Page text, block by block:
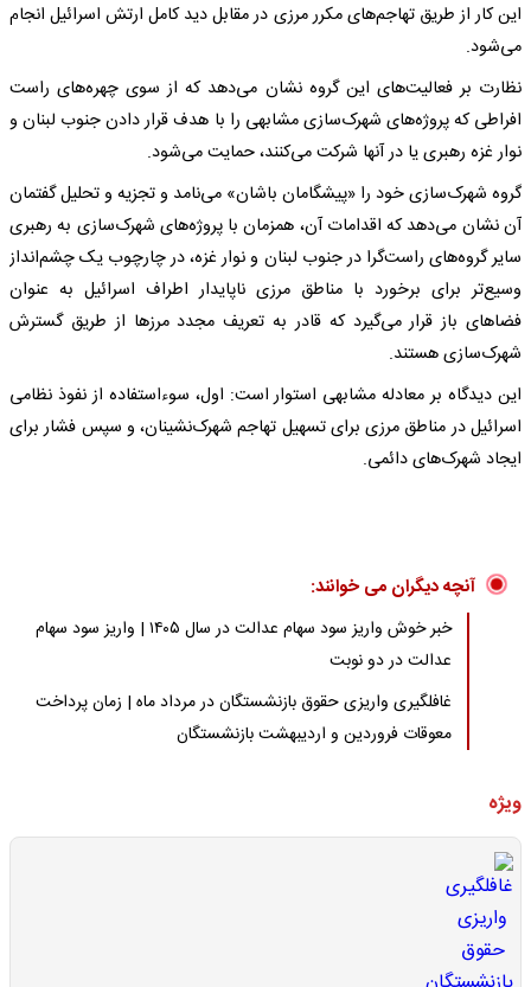
این کار از طریق تهاجم‌های مکرر مرزی در مقابل دید کامل ارتش اسرائیل انجام
می‌شود.
نظارت بر فعالیت‌های این گروه نشان می‌دهد که از سوی چهره‌های راست
افراطی که پروژه‌های شهرک‌سازی مشابهی را با هدف قرار دادن جنوب لبنان و
نوار غزه رهبری یا در آنها شرکت می‌کنند، حمایت می‌شود.
گروه شهرک‌سازی خود را «پیشگامان باشان» می‌نامد و تجزیه و تحلیل گفتمان
آن نشان می‌دهد که اقدامات آن، همزمان با پروژه‌های شهرک‌سازی به رهبری
سایر گروه‌های راست‌گرا در جنوب لبنان و نوار غزه، در چارچوب یک چشم‌انداز
وسیع‌تر برای برخورد با مناطق مرزی ناپایدار اطراف اسرائیل به عنوان
فضاهای باز قرار می‌گیرد که قادر به تعریف مجدد مرزها از طریق گسترش
شهرک‌سازی هستند.
این دیدگاه بر معادله مشابهی استوار است: اول، سوءاستفاده از نفوذ نظامی
اسرائیل در مناطق مرزی برای تسهیل تهاجم شهرک‌نشینان، و سپس فشار برای
ایجاد شهرک‌های دائمی.
آنچه دیگران می خوانند:
خبر خوش واریز سود سهام عدالت در سال ۱۴۰۵ | واریز سود سهام
عدالت در دو نوبت
غافلگیری واریزی حقوق بازنشستگان در مرداد ماه | زمان پرداخت
معوقات فروردین و اردیبهشت بازنشستگان
ویژه